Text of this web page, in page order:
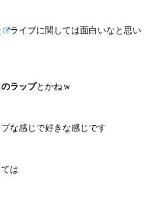
ライブに関しては面白いなと思い
ラップとかねｗ
な感じで好きな感じです
は